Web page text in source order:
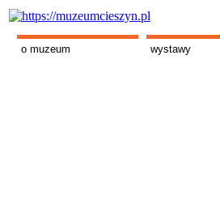
o muzeum wystawy